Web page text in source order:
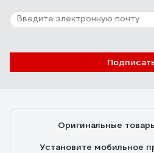
Оригинальные
Установите мобильное